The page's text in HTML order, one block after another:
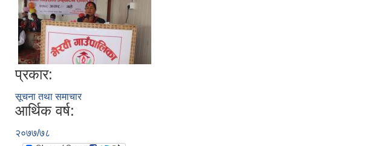
प्रकार:
सूचना तथा समाचार
आर्थिक वर्ष:
२०७७/७८